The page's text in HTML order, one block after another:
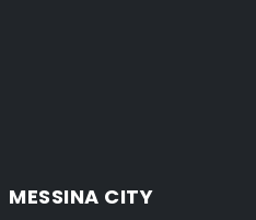
MESSINA CITY